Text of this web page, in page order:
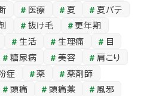
医療 夏
夏バテ
抜け毛
更年期
生活 生理痛
目
糖尿病 美容
肩こり
症 薬
薬剤師
頭痛 頭痛薬
風邪